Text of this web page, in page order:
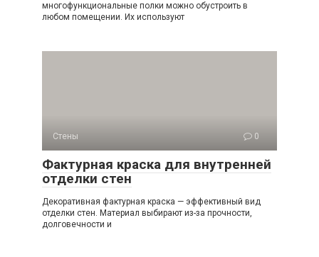
многофункциональные полки можно обустроить в
любом помещении. Их используют
Стены 0
Фактурная краска для внутренней
отделки стен
Декоративная фактурная краска — эффективный вид
отделки стен. Материал выбирают из-за прочности,
долговечности и